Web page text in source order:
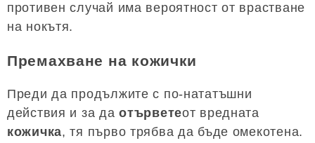
противен случай има вероятност от врастване
на нокътя.
Премахване на кожички
Преди да продължите с по-нататъшни
действия и за даотърветеот вредната
кожичка, тя първо трябва да бъде омекотена.